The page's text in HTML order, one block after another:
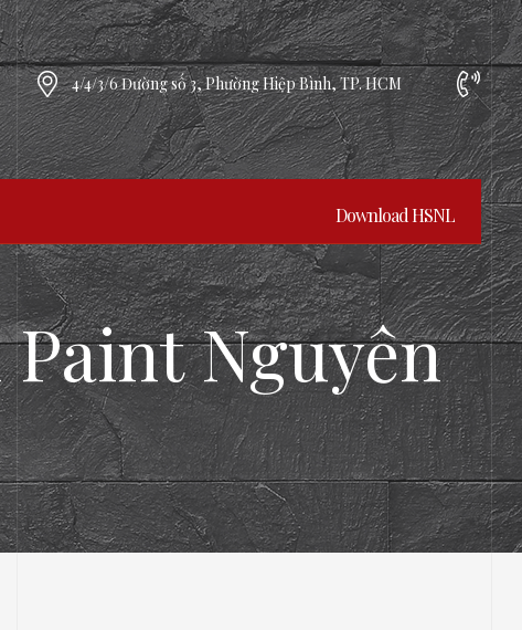
4/4/3/6 Đường số 3, Phường Hiệp Bình, TP. HCM
Download HSNL
Nguyên